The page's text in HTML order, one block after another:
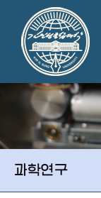
과학연구